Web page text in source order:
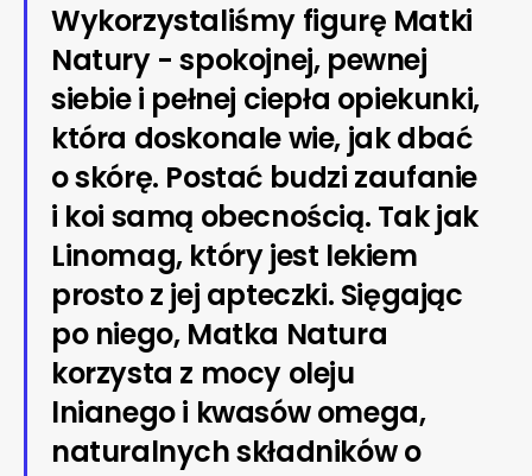
Wykorzystaliśmy figurę Matki
Natury - spokojnej, pewnej
siebie i pełnej ciepła opiekunki,
która doskonale wie, jak dbać
o skórę. Postać budzi zaufanie
i koi samą obecnością. Tak jak
Linomag, który jest lekiem
prosto z jej apteczki. Sięgając
po niego, Matka Natura
korzysta z mocy oleju
lnianego i kwasów omega,
naturalnych składników o